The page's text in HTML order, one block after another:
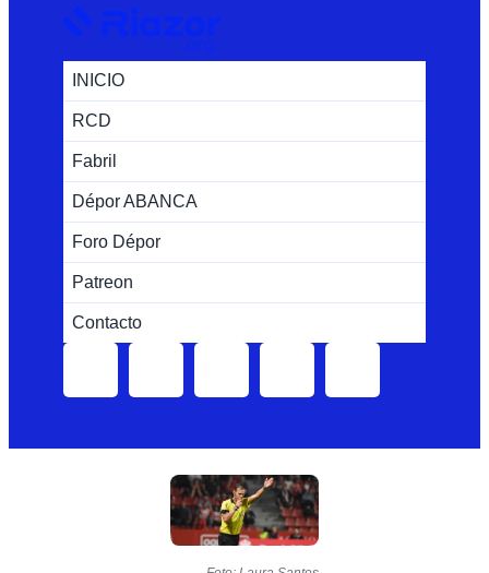
INICIO
RCD
Fabril
Dépor ABANCA
Foro Dépor
Patreon
Contacto